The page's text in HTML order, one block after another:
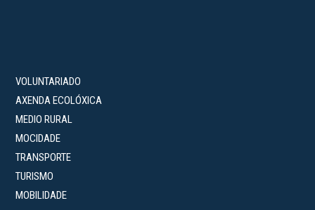
VOLUNTARIADO
AXENDA ECOLÓXICA
MEDIO RURAL
MOCIDADE
TRANSPORTE
TURISMO
MOBILIDADE